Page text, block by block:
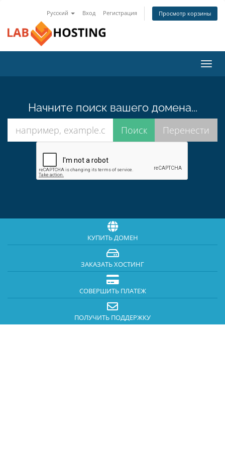
Русский Вход Регистрация Просмотр корзины
Начните поиск вашего домена...
КУПИТЬ ДОМЕН
ЗАКАЗАТЬ ХОСТИНГ
СОВЕРШИТЬ ПЛАТЕЖ
ПОЛУЧИТЬ ПОДДЕРЖКУ